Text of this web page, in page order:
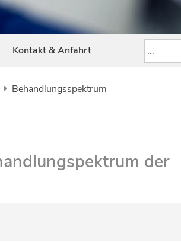
Kontakt & Anfahrt
Behandlungsspektrum
der